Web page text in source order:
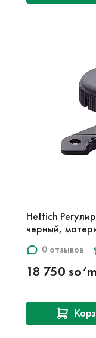
Hettich
черный,
0 отзывов
18 750 so‘m